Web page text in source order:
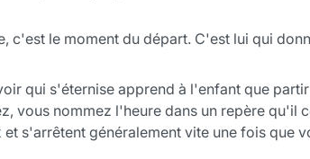
c'est le moment du départ. C'est lui qui
qui s'éternise apprend à l'enfant que
vous nommez l'heure dans un repère
s'arrêtent généralement vite une fois que